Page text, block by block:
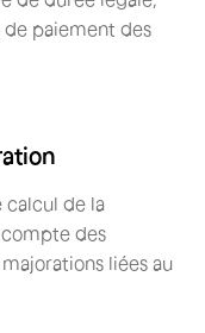
paiement des
de la
des
liées au